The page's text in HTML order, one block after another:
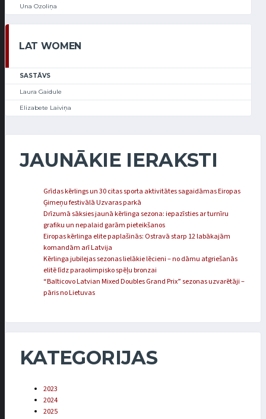
Una Ozoliņa
LAT WOMEN
SASTĀVS
Laura Gaidule
Elizabete Laiviņa
JAUNĀKIE IERAKSTI
Grīdas kērlings un 30 citas sporta aktivitātes sagaidāmas Eiropas
Ģimeņu festivālā Uzvaras parkā
Drīzumā sāksies jaunā kērlinga sezona: iepazīsties ar turnīru
grafiku un nepalaid garām pieteikšanos
Eiropas kērlinga elite paplašinās: Ostravā starp 12 labākajām
komandām arī Latvija
Kērlinga jubilejas sezonas lielākie lēcieni – no dāmu atgriešanās
elitē līdz paraolimpisko spēļu bronzai
“Balticovo Latvian Mixed Doubles Grand Prix” sezonas uzvarētāji –
pāris no Lietuvas
KATEGORIJAS
2023
2024
2025